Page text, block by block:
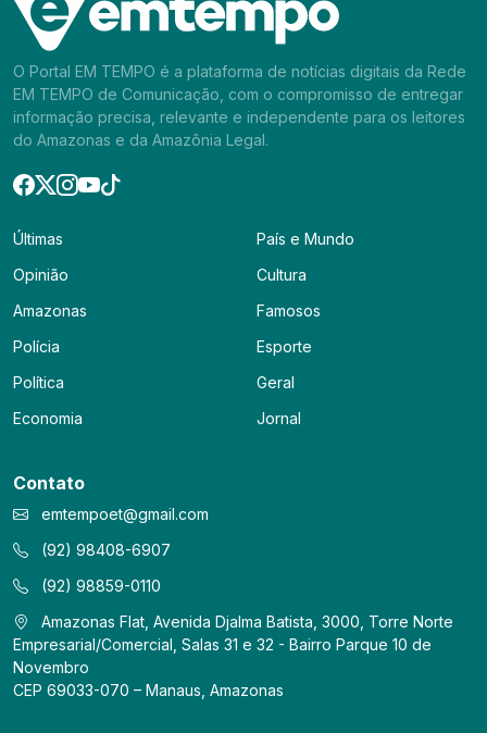
O Portal EM TEMPO é a plataforma de notícias digitais da Rede
EM TEMPO de Comunicação, com o compromisso de entregar
informação precisa, relevante e independente para os leitores
do Amazonas e da Amazônia Legal.
Últimas
Opinião
Amazonas
Polícia
Política
Economia
País e Mundo
Cultura
Famosos
Esporte
Geral
Jornal
Contato
emtempoet@gmail.com
(92) 98408-6907
(92) 98859-0110
Amazonas Flat, Avenida Djalma Batista, 3000, Torre Norte
Empresarial/Comercial, Salas 31 e 32 - Bairro Parque 10 de
Novembro
CEP 69033-070 – Manaus, Amazonas